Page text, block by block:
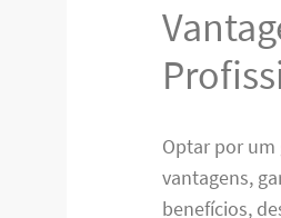
Optar por um
vantagens,
benefícios,